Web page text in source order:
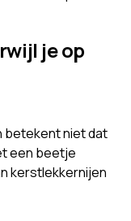
je op
betekent niet dat
een beetje
kerstlekkernijen